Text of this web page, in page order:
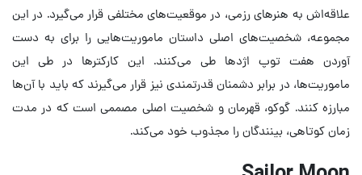
علاقه‌اش به هنرهای رزمی، در موقعیت‌های مختلفی قرار می‌گیرد. در این
مجموعه، شخصیت‌های اصلی داستان ماموریت‌هایی را برای به دست
آوردن هفت توپ اژدها طی می‌کنند. این کارکترها در طی این
ماموریت‌ها، در برابر دشمنان قدرتمندی نیز قرار می‌گیرند که باید با آن‌ها
مبارزه کنند. گوکو، قهرمان و شخصیت اصلی مصممی است که در مدت
زمان کوتاهی، بینندگان را مجذوب خود می‌کند.